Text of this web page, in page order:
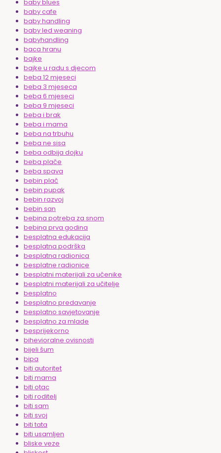
baby blues
baby cafe
baby handling
baby led weaning
babyhandling
baca hranu
bajke
bajke u radu s djecom
beba 12 mjeseci
beba 3 mjeseca
beba 6 mjeseci
beba 9 mjeseci
beba i brak
beba i mama
beba na trbuhu
beba ne sisa
beba odbija dojku
beba plače
beba spava
bebin plač
bebin pupak
bebin razvoj
bebin san
bebina potreba za snom
bebina prva godina
besplatna edukacija
besplatna podrška
besplatna radionica
besplatne radionice
besplatni materijali za učenike
besplatni materijali za učitelje
besplatno
besplatno predavanje
besplatno savjetovanje
besplatno za mlade
besprijekorno
bihevioralne ovisnosti
bijeli šum
bipa
biti autoritet
biti mama
biti otac
biti roditelj
biti sam
biti svoj
biti tata
biti usamljen
bliske veze